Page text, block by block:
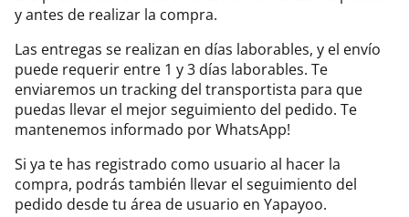
y antes de realizar la compra.
Las entregas se realizan en días laborables, y el envío
puede requerir entre 1 y 3 días laborables. Te
enviaremos un tracking del transportista para que
puedas llevar el mejor seguimiento del pedido. Te
mantenemos informado por WhatsApp!
Si ya te has registrado como usuario al hacer la
compra, podrás también llevar el seguimiento del
pedido desde tu área de usuario en Yapayoo.